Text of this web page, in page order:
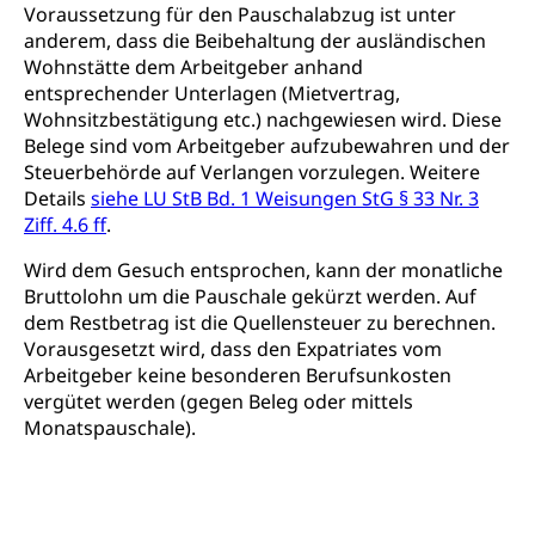
Voraussetzung für den Pauschalabzug ist unter
anderem, dass die Beibehaltung der ausländischen
Wohnstätte dem Arbeitgeber anhand
entsprechender Unterlagen (Mietvertrag,
Wohnsitzbestätigung etc.) nachgewiesen wird. Diese
Belege sind vom Arbeitgeber aufzubewahren und der
Steuerbehörde auf Verlangen vorzulegen. Weitere
Details siehe LU StB Bd. 1 Weisungen StG § 33 Nr. 3
Ziff. 4.6 ff.
Wird dem Gesuch entsprochen, kann der monatliche
Bruttolohn um die Pauschale gekürzt werden. Auf
dem Restbetrag ist die Quellensteuer zu berechnen.
Vorausgesetzt wird, dass den Expatriates vom
Arbeitgeber keine besonderen Berufsunkosten
vergütet werden (gegen Beleg oder mittels
Monatspauschale).
Adoption
Aufenthaltsbewilligungen
Niederlassungsbewilligung, Aufenthalt,
Niederlassung, Wohnsitz
Amt für Migration
Ausweise und Bescheinigungen
Reisepass, Identitätskarte, Visum, Geburtsurkunde
Jagdausweis, Fischereiausweis
Strafregisterauszug bestellen
Waffen, Sprengstoffe und Pyrotechnik
Reisepass, Identitätskarte
Strassenverkehrsamt (Führerausweis,
Fahrzeugausweis)
Einbürgerung
Nationalität, Staatsangehörigkeit,
Staatsbürgerschaft, Bürgerrecht, Erwerb des
Bürgerrechts, Verlust des Bürgerrechts,
Einbürgerungsverfahren
Einbürgerungen
Geburt